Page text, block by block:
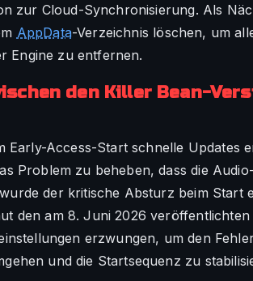
zur Cloud-Synchronisierung. Als
AppData-Verzeichnis löschen, um
Engine zu entfernen.
den Killer Bean-
Early-Access-Start schnelle Updates
Problem zu beheben, dass die
der kritische Absturz beim Start
den am 8. Juni 2026
erzwungen, um den
und die Startsequenz zu